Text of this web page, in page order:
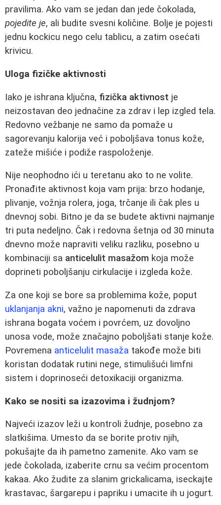
pravilima. Ako vam se jedan dan jede čokolada,
pojedite je, ali budite svesni količine. Bolje je pojesti
jednu kockicu nego celu tablicu, a zatim osećati
krivicu.
Uloga fizičke aktivnosti
Iako je ishrana ključna, fizička aktivnost je
neizostavan deo jednačine za zdrav i lep izgled tela.
Redovno vežbanje ne samo da pomaže u
sagorevanju kalorija već i poboljšava tonus kože,
zateže mišiće i podiže raspoloženje.
Nije neophodno ići u teretanu ako to ne volite.
Pronađite aktivnost koja vam prija: brzo hodanje,
plivanje, vožnja rolera, joga, trčanje ili čak ples u
dnevnoj sobi. Bitno je da se budete aktivni najmanje
tri puta nedeljno. Čak i redovna šetnja od 30 minuta
dnevno može napraviti veliku razliku, posebno u
kombinaciji sa anticelulit masažom koja može
doprineti poboljšanju cirkulacije i izgleda kože.
Za one koji se bore sa problemima kože, poput
uklanjanja akni, važno je napomenuti da zdrava
ishrana bogata voćem i povrćem, uz dovoljno
unosa vode, može značajno poboljšati stanje kože.
Povremena anticelulit masaža takođe može biti
koristan dodatak rutini nege, stimulišući limfni
sistem i doprinoseći detoxikaciji organizma.
Kako se nositi sa izazovima i žudnjom?
Najveći izazov leži u kontroli žudnje, posebno za
slatkišima. Umesto da se borite protiv njih,
pokušajte da ih pametno zamenite. Ako vam se
jede čokolada, izaberite crnu sa većim procentom
kakaa. Ako žudite za slanim grickalicama, iseckajte
krastavac, šargarepu i papriku i umacite ih u jogurt.